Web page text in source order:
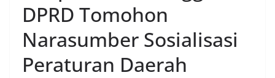
DPRD Tomohon
Narasumber Sosialisasi
Peraturan Daerah